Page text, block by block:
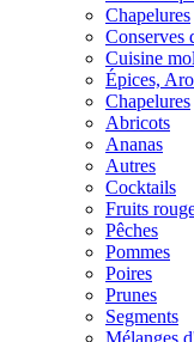
Chapelures
Conserves
Cuisine
Épices,
Chapelures
Abricots
Ananas
Autres
Cocktails
Fruits
Pêches
Pommes
Poires
Prunes
Segments
Mélanges